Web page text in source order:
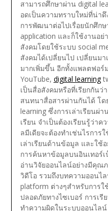
สามารถศึกษาผ่าน digital
อดเป็นความทราบใหม่ที่น่า
การพัฒนาต่อไปเรื่อยนักศึก
application และก็ใช้งานอย่
สังคมโดยใช้ระบบ social
สังคมได้เปลี่ยนไป เปลี่ยนม
มากเพิ่มขึ้น อีกทั้งแพลตฟอร์
YouTube, digital learning
เป็นสื่อสังคมหรือที่เรียกกันว่
สนทนาสื่อสารผ่านกันได้ โด
learning ซึ่งการเล่าเรียนผ่
เรียน จำเป็นต้องเรียนรู้ว่า
ลมีเดียจะต้องทำเช่นไรการ
เล่าเรียนด้านข้อมูล และใ
การค้นหาข้อมูลบนอินเทอร์
อ่านวิจัยออนไลน์อย่างมีคุณ
วิดีโอ รวมถึงบทความออนไ
platform ต่างๆสำหรับการ
ปลอดภัยทางไซเบอร์ การเรี
ทำความผิดในระบบออนไล